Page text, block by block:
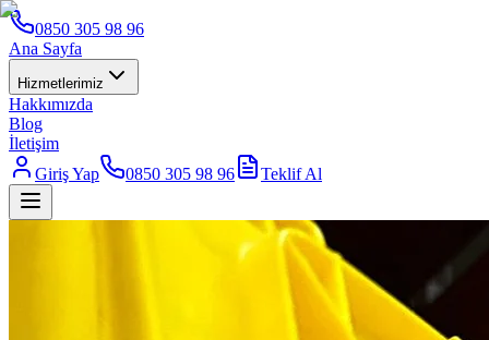
0850 305 98 96
Ana Sayfa
Hizmetlerimiz
Hakkımızda
Blog
İletişim
Giriş Yap
0850 305 98 96 Teklif Al